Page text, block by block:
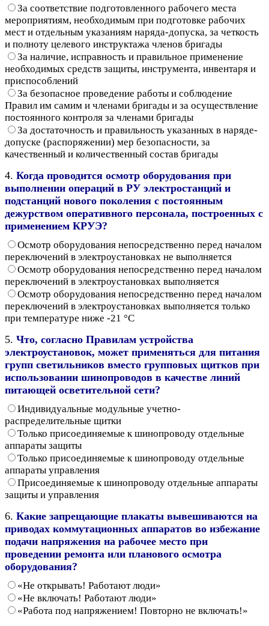
За соответствие подготовленного рабочего места
мероприятиям, необходимым при подготовке рабочих
мест и отдельным указаниям наряда-допуска, за четкость
и полноту целевого инструктажа членов бригады
За наличие, исправность и правильное применение
необходимых средств защиты, инструмента, инвентаря и
приспособлений
За безопасное проведение работы и соблюдение
Правил им самим и членами бригады и за осуществление
постоянного контроля за членами бригады
За достаточность и правильность указанных в наряде-
допуске (распоряжении) мер безопасности, за
качественный и количественный состав бригады
4. Когда проводится осмотр оборудования при
выполнении операций в РУ электростанций и
подстанций нового поколения с постоянным
дежурством оперативного персонала, построенных с
применением КРУЭ?
Осмотр оборудования непосредственно перед началом
переключений в электроустановках не выполняется
Осмотр оборудования непосредственно перед началом
переключений в электроустановках выполняется
Осмотр оборудования непосредственно перед началом
переключений в электроустановках выполняется только
при температуре ниже -21 °С
5. Что, согласно Правилам устройства
электроустановок, может применяться для питания
групп светильников вместо групповых щитков при
использовании шинопроводов в качестве линий
питающей осветительной сети?
Индивидуальные модульные учетно-
распределительные щитки
Только присоединяемые к шинопроводу отдельные
аппараты защиты
Только присоединяемые к шинопроводу отдельные
аппараты управления
Присоединяемые к шинопроводу отдельные аппараты
защиты и управления
6. Какие запрещающие плакаты вывешиваются на
приводах коммутационных аппаратов во избежание
подачи напряжения на рабочее место при
проведении ремонта или планового осмотра
оборудования?
«Не открывать! Работают люди»
«Не включать! Работают люди»
«Работа под напряжением! Повторно не включать!»